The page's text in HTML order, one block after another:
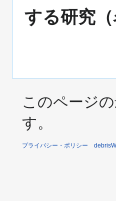
する研究
このページ
す。
プライバシー・ポリシー